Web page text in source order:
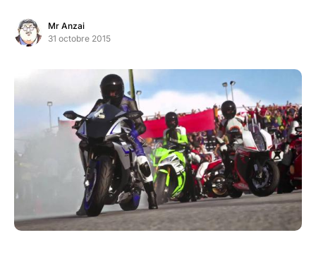
Mr Anzai
31 octobre 2015